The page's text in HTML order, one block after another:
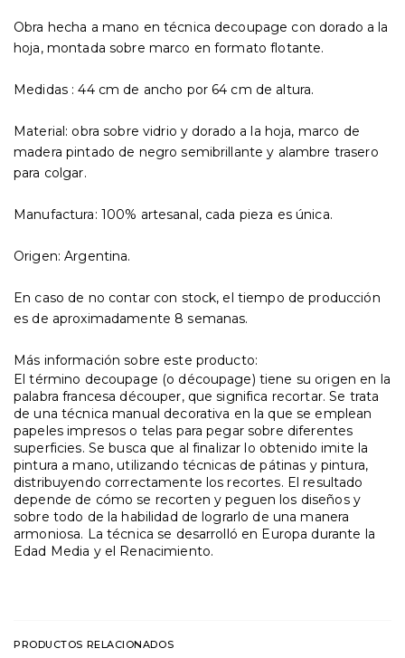
Obra hecha a mano en técnica decoupage con dorado a la
hoja, montada sobre marco en formato flotante.
Medidas :44 cm de ancho por 64 cm de altura.
Material: obra sobre vidrio y dorado a la hoja, marco de
madera pintado de negro semibrillante y alambre trasero
para colgar.
Manufactura: 100% artesanal, cada pieza es única.
Origen: Argentina.
En caso de no contar con stock, el tiempo de producción
es de aproximadamente 8 semanas.
Más información sobre este producto:
El término decoupage (o découpage) tiene su origen en la
palabra francesa découper, que significa recortar. Se trata
de una técnica manual decorativa en la que se emplean
papeles impresos o telas para pegar sobre diferentes
superficies. Se busca que al finalizar lo obtenido imite la
pintura a mano, utilizando técnicas de pátinas y pintura,
distribuyendo correctamente los recortes. El resultado
depende de cómo se recorten y peguen los diseños y
sobre todo de la habilidad de lograrlo de una manera
armoniosa. La técnica se desarrolló en Europa durante la
Edad Media y el Renacimiento.
PRODUCTOS RELACIONADOS